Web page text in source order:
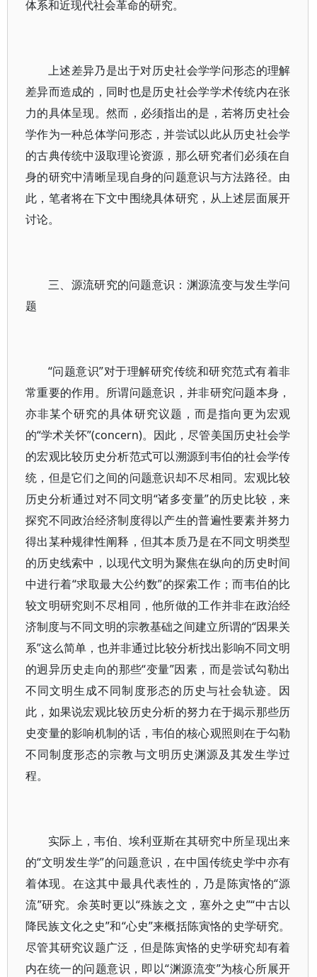
体系和近现代社会革命的研究。
上述差异乃是出于对历史社会学学问形态的理解
差异而造成的，同时也是历史社会学学术传统内在张
力的具体呈现。然而，必须指出的是，若将历史社会
学作为一种总体学问形态，并尝试以此从历史社会学
的古典传统中汲取理论资源，那么研究者们必须在自
身的研究中清晰呈现自身的问题意识与方法路径。由
此，笔者将在下文中围绕具体研究，从上述层面展开
讨论。
三、源流研究的问题意识：渊源流变与发生学问
题
“问题意识”对于理解研究传统和研究范式有着非
常重要的作用。所谓问题意识，并非研究问题本身，
亦非某个研究的具体研究议题，而是指向更为宏观
的“学术关怀”(concern)。因此，尽管美国历史社会学
的宏观比较历史分析范式可以溯源到韦伯的社会学传
统，但是它们之间的问题意识却不尽相同。宏观比较
历史分析通过对不同文明“诸多变量”的历史比较，来
探究不同政治经济制度得以产生的普遍性要素并努力
得出某种规律性阐释，但其本质乃是在不同文明类型
的历史线索中，以现代文明为聚焦在纵向的历史时间
中进行着“求取最大公约数”的探索工作；而韦伯的比
较文明研究则不尽相同，他所做的工作并非在政治经
济制度与不同文明的宗教基础之间建立所谓的“因果关
系”这么简单，也并非通过比较分析找出影响不同文明
的迥异历史走向的那些“变量”因素，而是尝试勾勒出
不同文明生成不同制度形态的历史与社会轨迹。因
此，如果说宏观比较历史分析的努力在于揭示那些历
史变量的影响机制的话，韦伯的核心观照则在于勾勒
不同制度形态的宗教与文明历史渊源及其发生学过
程。
实际上，韦伯、埃利亚斯在其研究中所呈现出来
的“文明发生学”的问题意识，在中国传统史学中亦有
着体现。在这其中最具代表性的，乃是陈寅恪的“源
流”研究。余英时更以“殊族之文，塞外之史”“中古以
降民族文化之史”和“心史”来概括陈寅恪的史学研究。
尽管其研究议题广泛，但是陈寅恪的史学研究却有着
内在统一的问题意识，即以“渊源流变”为核心所展开